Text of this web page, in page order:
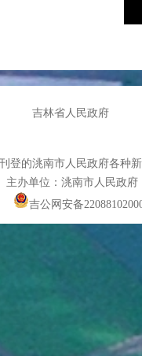
吉林省人民政府
登的洮南市人民政府各种
主办单位：洮南市人民政
吉公网安备